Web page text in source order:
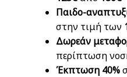
Παιδο-
στην τιμή των
Δωρεάν
περίπτωση
Έκπτωση 40%